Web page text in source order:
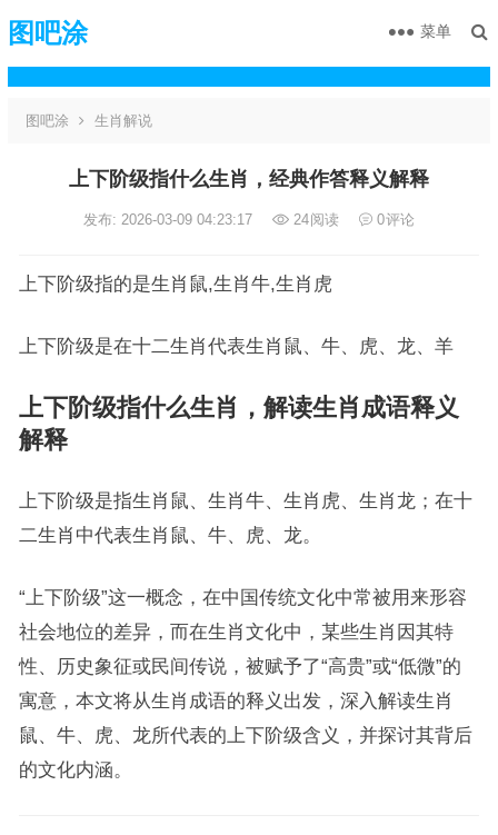
图吧涂 菜单
图吧涂 生肖解说
上下阶级指什么生肖，经典作答释义解释
发布: 2026-03-09 04:23:17 24阅读 0评论
上下阶级指的是生肖鼠,生肖牛,生肖虎
上下阶级是在十二生肖代表生肖鼠、牛、虎、龙、羊
上下阶级指什么生肖，解读生肖成语释义
解释
上下阶级是指生肖鼠、生肖牛、生肖虎、生肖龙；在十
二生肖中代表生肖鼠、牛、虎、龙。
“上下阶级”这一概念，在中国传统文化中常被用来形容
社会地位的差异，而在生肖文化中，某些生肖因其特
性、历史象征或民间传说，被赋予了“高贵”或“低微”的
寓意，本文将从生肖成语的释义出发，深入解读生肖
鼠、牛、虎、龙所代表的上下阶级含义，并探讨其背后
的文化内涵。